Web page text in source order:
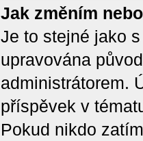
Jak změním
Je to stejné jako
upravována
administrátorem.
příspěvek v
Pokud nikdo